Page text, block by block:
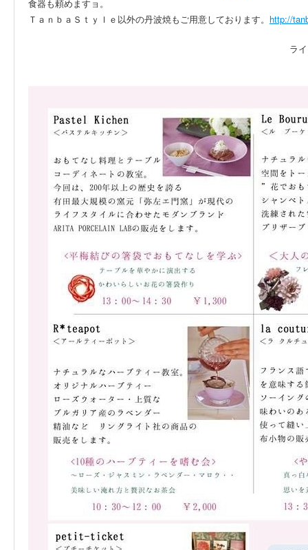
食器も頼めますョ。
ＴａｎｂａＳｔｙｌｅ以外の丹波焼もご用意しております。 http://
ラ